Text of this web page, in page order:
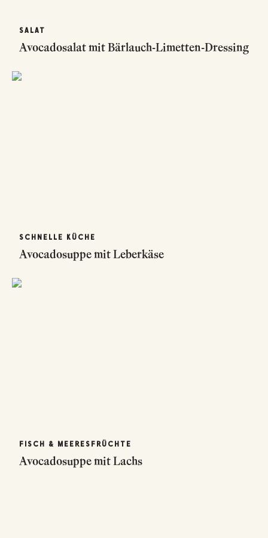
SALAT
Avocadosalat mit Bärlauch-Limetten-Dressing
SCHNELLE KÜCHE
Avocadosuppe mit Leberkäse
FISCH & MEERESFRÜCHTE
Avocadosuppe mit Lachs